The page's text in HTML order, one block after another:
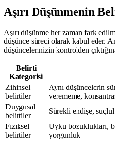
Aşırı Düşünmenin
Aşırı düşünme her zaman fark
düşünce süreci olarak kabul eder.
düşüncelerinizin kontrolden
Belirti
Kategorisi
Zihinsel
belirtiler
Aynı düşüncelerin
verememe,
Duygusal
belirtiler
Sürekli endişe,
Fiziksel
belirtiler
Uyku bozuklukları,
yorgunluk